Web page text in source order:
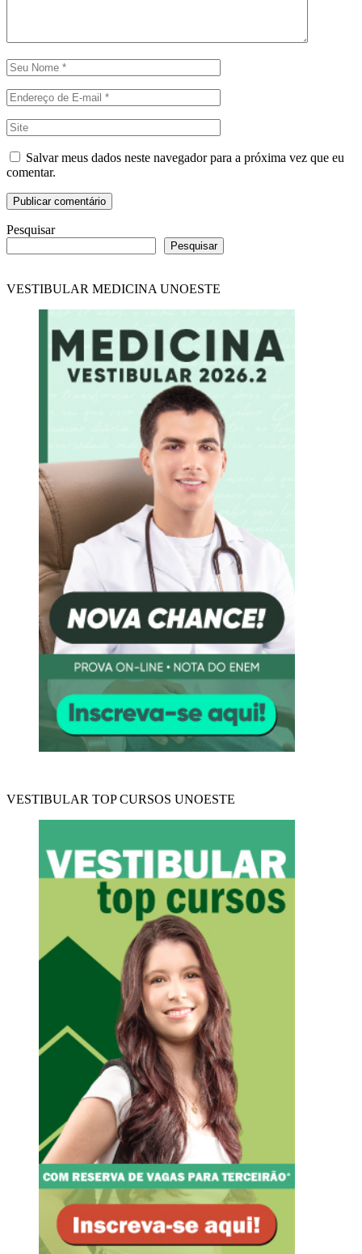
Salvar meus dados neste navegador para a próxima vez que eu
comentar.
Pesquisar
Pesquisar
VESTIBULAR MEDICINA UNOESTE
VESTIBULAR TOP CURSOS UNOESTE